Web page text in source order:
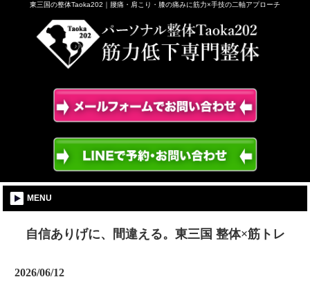
東三国の整体Taoka202｜腰痛・肩こり・膝の痛みに筋力×手技の二軸アプローチ
MENU
自信ありげに、間違える。東三国 整体×筋トレ
2026/06/12